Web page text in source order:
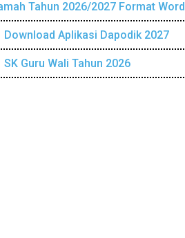
Tahun 2026/2027 Format Word
Download Aplikasi Dapodik 2027
SK Guru Wali Tahun 2026